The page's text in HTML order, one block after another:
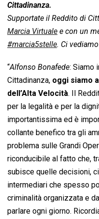
Cittadinanza.
Supportate il Reddito di
Marcia Virtuale e con un
#marcia5stelle. Ci
“Alfonso Bonafede: Siamo
Cittadinanza, oggi siamo
dell’Alta Velocità. Il
per la legalità e per la
importantissima ed è
collante benefico tra gli
problema sulle Grandi
riconducibile al fatto che,
subisce quelle decisioni,
intermediari che spesso
criminalità organizzata e
parlare ogni giorno.